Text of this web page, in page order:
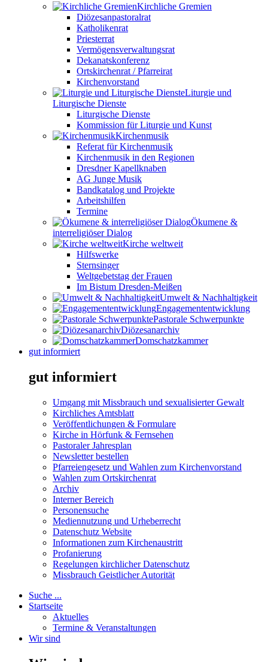
Kirchliche Gremien
Diözesanpastoralrat
Katholikenrat
Priesterrat
Vermögensverwaltungsrat
Dekanatskonferenz
Ortskirchenrat / Pfarreirat
Kirchenvorstand
Liturgie und
Liturgische Dienste
Liturgische Dienste
Kommission für Liturgie und Kunst
Kirchenmusik
Referat für Kirchenmusik
Kirchenmusik in den Regionen
Dresdner Kapellknaben
AG Junge Musik
Bandkatalog und Projekte
Arbeitshilfen
Termine
Ökumene &
interreligiöser Dialog
Kirche weltweit
Hilfswerke
Sternsinger
Weltgebetstag der Frauen
Im Bistum Dresden-Meißen
Umwelt & Nachhaltigkeit
Engagemententwicklung
Pastorale Schwerpunkte
Diözesanarchiv
Domschatzkammer
gut informiert
gut informiert
Umgang mit Missbrauch und sexualisierter Gewalt
Kirchliches Amtsblatt
Veröffentlichungen & Formulare
Kirche in Hörfunk & Fernsehen
Pastoraler Jahresplan
Newsletter bestellen
Pfarreiengesetz und Wahlen zum Kirchenvorstand
Wahlen zum Ortskirchenrat
Archiv
Interner Bereich
Personensuche
Mediennutzung und Urheberrecht
Datenschutz Website
Informationen zum Kirchenaustritt
Profanierung
Regelungen kirchlicher Datenschutz
Missbrauch Geistlicher Autorität
Suche ...
Startseite
Aktuelles
Termine & Veranstaltungen
Wir sind